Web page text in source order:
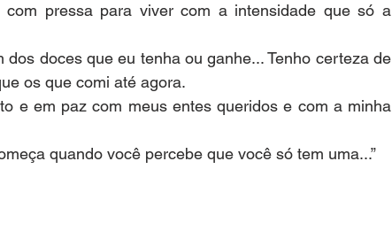
pressa para viver com a intensidade que só a
doces que eu tenha ou ganhe... Tenho certeza de
os que comi até agora.
e em paz com meus entes queridos e com a minha
quando você percebe que você só tem uma...”